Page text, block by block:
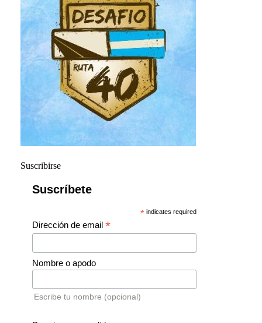
Suscribirse
Suscríbete
* indicates required
Dirección de email *
Nombre o apodo
Escribe tu nombre (opcional)